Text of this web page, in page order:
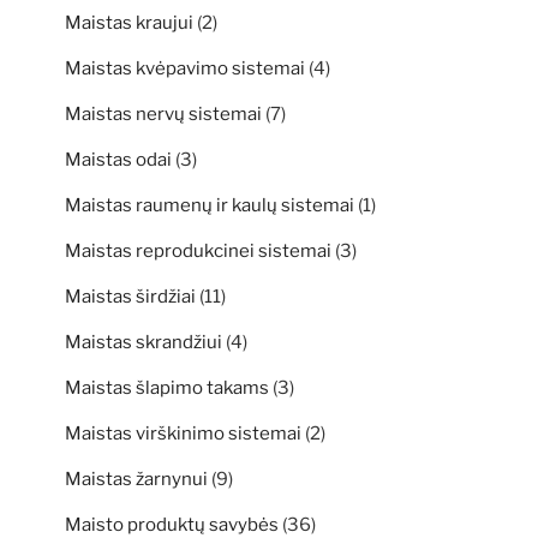
Maistas kraujui (2)
Maistas kvėpavimo sistemai (4)
Maistas nervų sistemai (7)
Maistas odai (3)
Maistas raumenų ir kaulų sistemai (1)
Maistas reprodukcinei sistemai (3)
Maistas širdžiai (11)
Maistas skrandžiui (4)
Maistas šlapimo takams (3)
Maistas virškinimo sistemai (2)
Maistas žarnynui (9)
Maisto produktų savybės (36)